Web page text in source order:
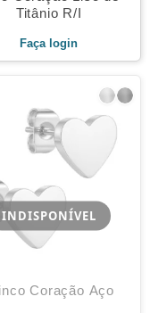
Titânio R/I
Faça login
INDISPONÍVEL
Coração Aço